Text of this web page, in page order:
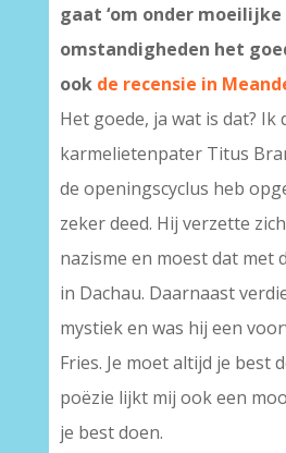
gaat ‘om onder moeilijke
omstandigheden het
ook de recensie in
Het goede, ja wat is dat? Ik
karmelietenpater Titus
de openingscyclus heb
zeker deed. Hij verzette
nazisme en moest dat met
in Dachau. Daarnaast
mystiek en was hij een
Fries. Je moet altijd je best
poëzie lijkt mij ook een
je best doen.